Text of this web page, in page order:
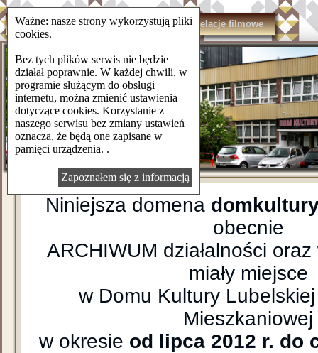
domkulturylsm.pl Kontakt Relacje filmowe
Niniejsza domena
obecnie
ARCHIWUM działalności
miały miejsce
w Domu Kultury Lubelskiej
Mieszkaniowej
w okresie od lipca 2012 r. do
Ważne: nasze strony wykorzystują pliki
cookies.
Bez tych plików serwis nie będzie
działał poprawnie. W każdej chwili, w
programie służącym do obsługi
internetu, można zmienić ustawienia
dotyczące cookies. Korzystanie z
naszego serwisu bez zmiany ustawień
oznacza, że będą one zapisane w
pamięci urządzenia. .
Zapoznałem się z informacją